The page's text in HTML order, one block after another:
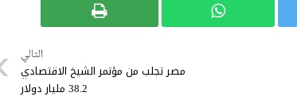
التالي
مصر تجلب من مؤتمر الشيخ الاقتصادي
38.2 مليار دولار